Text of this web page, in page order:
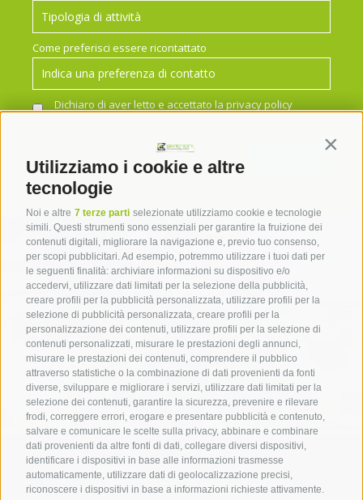
Utilizziamo i cookie e altre
tecnologie
Noi e altre 7 terze parti selezionate utilizziamo cookie e tecnologie
simili. Questi strumenti sono essenziali per garantire la fruizione dei
contenuti digitali, migliorare la navigazione e, previo tuo consenso,
per scopi pubblicitari. Ad esempio, potremmo utilizzare i tuoi dati per
le seguenti finalità: archiviare informazioni su dispositivo e/o
accedervi, utilizzare dati limitati per la selezione della pubblicità,
creare profili per la pubblicità personalizzata, utilizzare profili per la
selezione di pubblicità personalizzata, creare profili per la
personalizzazione dei contenuti, utilizzare profili per la selezione di
contenuti personalizzati, misurare le prestazioni degli annunci,
misurare le prestazioni dei contenuti, comprendere il pubblico
attraverso statistiche o la combinazione di dati provenienti da fonti
diverse, sviluppare e migliorare i servizi, utilizzare dati limitati per la
selezione dei contenuti, garantire la sicurezza, prevenire e rilevare
frodi, correggere errori, erogare e presentare pubblicità e contenuto,
salvare e comunicare le scelte sulla privacy, abbinare e combinare
dati provenienti da altre fonti di dati, collegare diversi dispositivi,
identificare i dispositivi in base alle informazioni trasmesse
automaticamente, utilizzare dati di geolocalizzazione precisi,
riconoscere i dispositivi in base a informazioni richieste attivamente.
Come preferisci essere ricontattato
Dichiaro di aver letto e accettato laprivacy policy
*
Imballaggi non alimentari